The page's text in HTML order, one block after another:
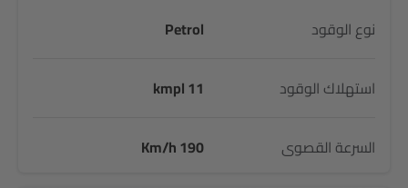
نوع الوقود Petrol
استهلاك الوقود 11 kmpl
السرعة القصوى 190 Km/h